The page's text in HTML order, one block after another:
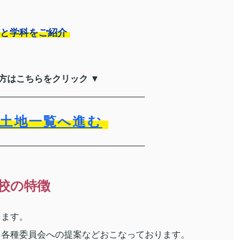
学科をご紹介
はこちらをクリック ▼
地一覧へ進む
の特徴
す。
種委員会への提案などおこなっております。